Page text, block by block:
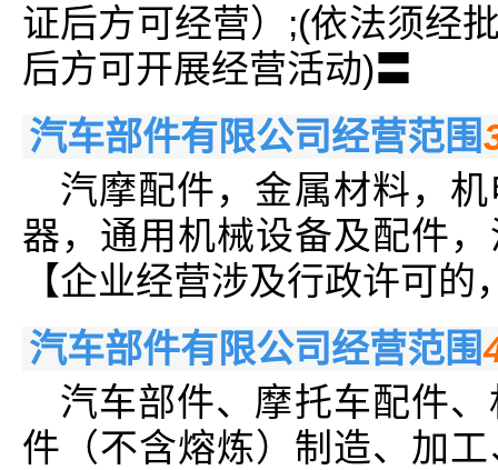
证后方可经营）;(依法须经
后方可开展经营活动)〓
汽车部件有限公司经营范围
汽摩配件，金属材料，
器，通用机械设备及配件
【企业经营涉及行政许可
汽车部件有限公司经营范围
汽车部件、摩托车配件
件（不含熔炼）制造、加